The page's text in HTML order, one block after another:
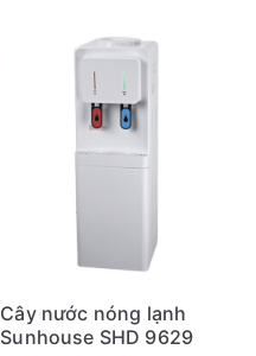
Cây nước nóng lạnh
Sunhouse SHD 9629